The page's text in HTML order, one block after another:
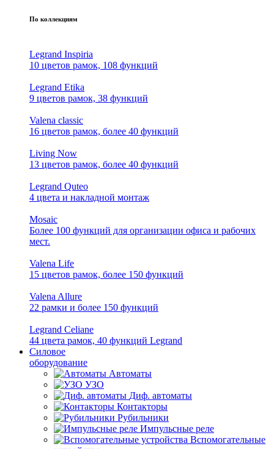
По коллекциям
Legrand Inspiria
10 цветов рамок, 108 функций
Legrand Etika
9 цветов рамок, 38 функций
Valena classic
16 цветов рамок, более 40 функций
Living Now
13 цветов рамок, более 40 функций
Legrand Quteo
4 цвета и накладной монтаж
Mosaic
Более 100 функций для организации офиса и рабочих
мест.
Valena Life
15 цветов рамок, более 150 функций
Valena Allure
22 рамки и более 150 функций
Legrand Celiane
44 цвета рамок, 40 функций Legrand
Силовое
оборудование
Автоматы
УЗО
Диф. автоматы
Контакторы
Рубильники
Импульсные реле
Вспомогательные